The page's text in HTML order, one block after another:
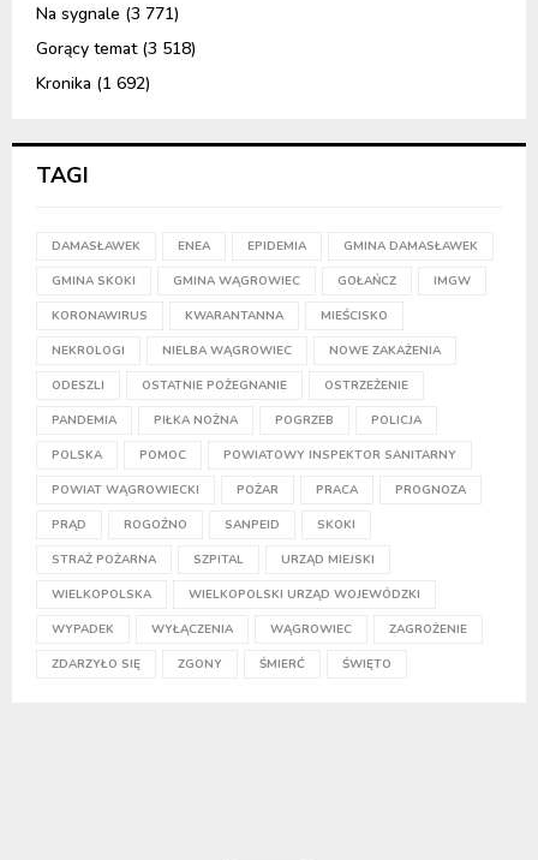
Na sygnale (3 771)
Gorący temat(3 518)
Kronika (1 692)
TAGI
DAMASŁAWEK ENEA EPIDEMIA GMINA DAMASŁAWEK
GMINA SKOKI GMINA WĄGROWIEC GOŁAŃCZ IMGW
KORONAWIRUS KWARANTANNA MIEŚCISKO
NEKROLOGI NIELBA WĄGROWIEC NOWE ZAKAŻENIA
ODESZLI OSTATNIE POŻEGNANIE OSTRZEŻENIE
PANDEMIA PIŁKA NOŻNA POGRZEB POLICJA
POLSKA POMOC POWIATOWY INSPEKTOR SANITARNY
POWIAT WĄGROWIECKI POŻAR PRACA PROGNOZA
PRĄD ROGOŹNO SANPEID SKOKI
STRAŻ POŻARNA SZPITAL URZĄD MIEJSKI
WIELKOPOLSKA WIELKOPOLSKI URZĄD WOJEWÓDZKI
WYPADEK WYŁĄCZENIA WĄGROWIEC ZAGROŻENIE
ZDARZYŁO SIĘ ZGONY ŚMIERĆ ŚWIĘTO